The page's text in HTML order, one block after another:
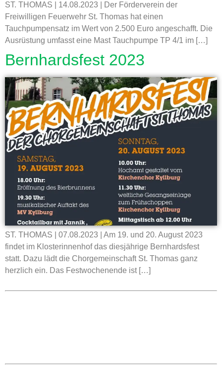
ST. THOMAS | 14.08.2023 | Der Förderverein der
Freiwilligen Feuerwehr St. Thomas hat einen
Tauchpumpensatz im Wert von 2.500 Euro angeschafft. Die
Ausrüstung umfasst eine Mast Tauchpumpe TP 4/1 im […]
Bernhardsfest 2023
ST. THOMAS | 07.08.2023 | Am 19. und 20. August 2023
findet im Klosterinnenhof das diesjährige Bernhardsfest
statt. Dazu lädt die Chorgemeinschaft St. Thomas ganz
herzlich ein. Das Festwochenende ist […]